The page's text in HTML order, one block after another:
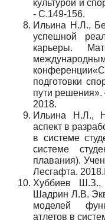
культурой и
- С.149-156.
Ильина Н.Л.,
успешной
карьеры.
подготовки
пути
2018.
Ильина Н.Л.,
аспект в
в системе
системе
плавания).
Лесгафта.
Хуббиев
Шадрин Л.В.
моделей
атлетов в